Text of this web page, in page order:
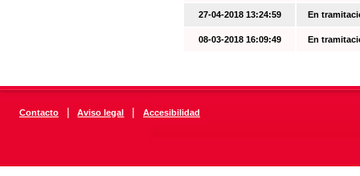
27-04-2018 13:24:59 En
08-03-2018 16:09:49 En
Contacto | Aviso legal | Accesibilidad